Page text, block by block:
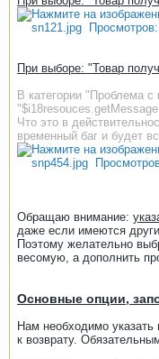
При выборе: "Товар
В категории "Проблема с
Что это в
временный баг и будет
Обращаю внимание:
даже если имеются
Поэтому желательно
весомую, а дополнить
Основные опции,
Нам необходимо
к возврату.